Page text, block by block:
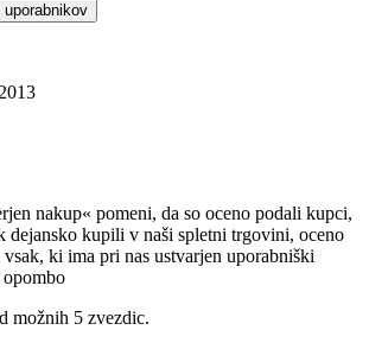
nakup« pomeni, da so oceno podali kupci,
dejansko kupili v naši spletni trgovini, oceno
ki ima pri nas ustvarjen uporabniški
možnih 5 zvezdic.